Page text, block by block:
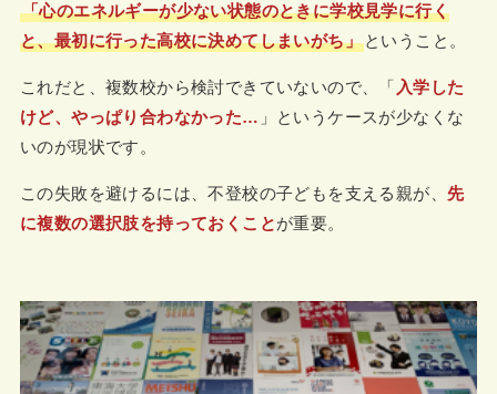
「心のエネルギーが少ない状態のときに学校見学に行く
と、最初に行った高校に決めてしまいがち」ということ。
これだと、複数校から検討できていないので、「 入学した
けど、やっぱり合わなかった… 」というケースが少なくな
いのが現状です。
この失敗を避けるには、不登校の子どもを支える親が、 先
に複数の選択肢を持っておくことが重要。